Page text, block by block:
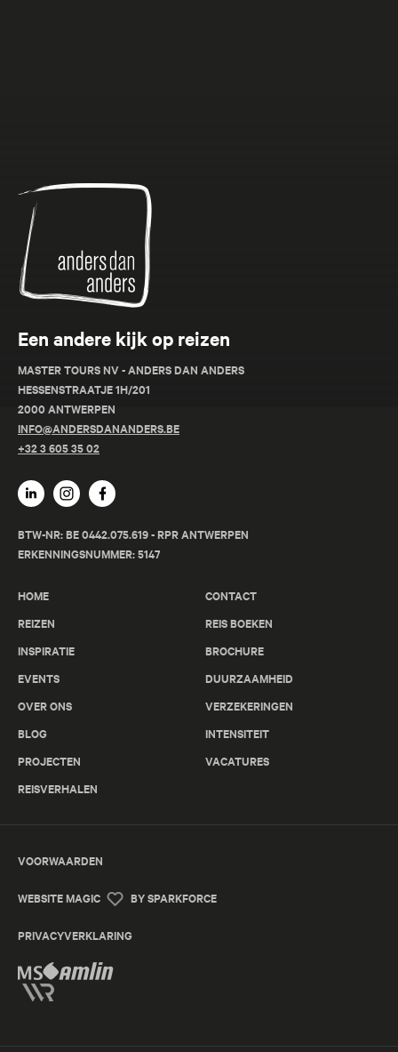
Anders
dan
Anders
Een andere kijk op reizen
MASTER TOURS NV - ANDERS DAN ANDERS
HESSENSTRAATJE 1H/201
2000 ANTWERPEN
INFO@ANDERSDANANDERS.BE
+32 3 605 35 02
BTW-NR: BE 0442.075.619 - RPR ANTWERPEN
ERKENNINGSNUMMER: 5147
HOME
REIZEN
INSPIRATIE
EVENTS
OVER ONS
BLOG
PROJECTEN
REISVERHALEN
CONTACT
REIS BOEKEN
BROCHURE
DUURZAAMHEID
VERZEKERINGEN
INTENSITEIT
VACATURES
VOORWAARDEN
WEBSITE MAGIC BY SPARKFORCE
PRIVACYVERKLARING